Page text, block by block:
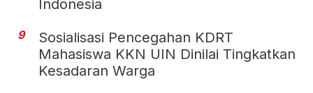
Indonesia
9
Sosialisasi Pencegahan KDRT
Mahasiswa KKN UIN Dinilai Tingkatkan
Kesadaran Warga